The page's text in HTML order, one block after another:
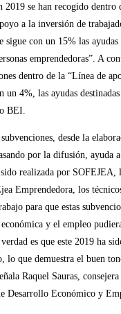
2019 se han recogido dentro
a la inversión de
sigue con un 15% las
emprendedoras”. A
dentro de la “Línea de
un 4%, las ayudas
BEI.
desde la
por la difusión, ayuda
realizada por SOFEJEA,
Emprendedora, los
para que estas
y el empleo
es que este 2019 ha
lo que demuestra el buen
Raquel Sauras, consejera
Desarrollo Económico y